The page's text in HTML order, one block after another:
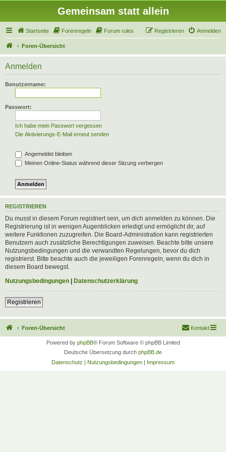
Gemeinsam statt allein
Startseite Forenregeln Forum rules Anmelden
Registrieren
Foren-Übersicht
Anmelden
Benutzername:
Passwort:
Ich habe mein Passwort vergessen
Die Aktivierungs-E-Mail erneut senden
Angemeldet bleiben
Meinen Online-Status während dieser Sitzung verbergen
REGISTRIEREN
Du musst in diesem Forum registriert sein, um dich anmelden zu können. Die
Registrierung ist in wenigen Augenblicken erledigt und ermöglicht dir, auf
weitere Funktionen zuzugreifen. Die Board-Administration kann registrierten
Benutzern auch zusätzliche Berechtigungen zuweisen. Beachte bitte unsere
Nutzungsbedingungen und die verwandten Regelungen, bevor du dich
registrierst. Bitte beachte auch die jeweiligen Forenregeln, wenn du dich in
diesem Board bewegst.
Nutzungsbedingungen | Datenschutzerklärung
Registrieren
Foren-Übersicht Kontakt
Powered by phpBB® Forum Software © phpBB Limited
Deutsche Übersetzung durch phpBB.de
Datenschutz | Nutzungsbedingungen | Impressum